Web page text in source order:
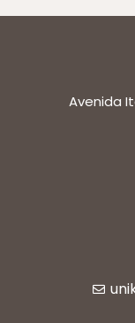
Avenida